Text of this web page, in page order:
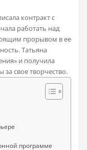
контракт с
работать над
прорывом в ее
Татьяна
и получила
свое творчество.
программе